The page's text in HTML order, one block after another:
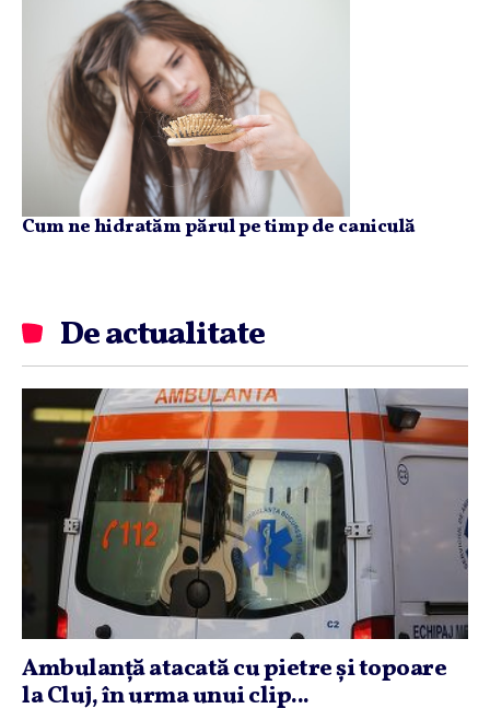
Cum ne hidratăm părul pe timp de caniculă
De actualitate
Ambulanţă atacată cu pietre şi topoare
la Cluj, în urma unui clip...